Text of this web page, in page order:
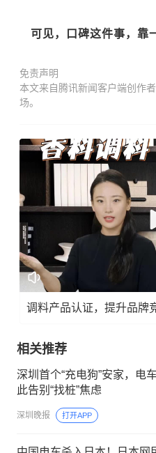
可见， 口碑这件事， 靠
免责声明
本文来自腾讯新闻客户端创作
场。
调料产品认证，提升品牌
相关推荐
深圳首个“充电狗”安家，电
此告别“找桩”焦虑
深圳晚报 打开APP